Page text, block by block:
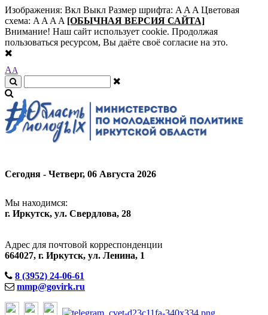
Изображения: Вкл Выкл Размер шрифта: A A A Цветовая
схема: A A A A [ОБЫЧНАЯ ВЕРСИЯ САЙТА]
Внимание! Наш сайт использует cookie. Продолжая
пользоваться ресурсом, Вы даёте своё согласие на это.
AA
Сегодня - Четверг, 06 Августа 2026
Мы находимся:
г. Иркутск, ул. Свердлова, 28
Адрес для почтовой корреспонденции
664027, г. Иркутск, ул. Ленина, 1
8 (3952) 24-06-61
mmp@govirk.ru